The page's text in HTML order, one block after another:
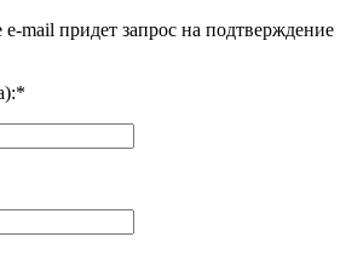
mail придет запрос на подтверждение
*